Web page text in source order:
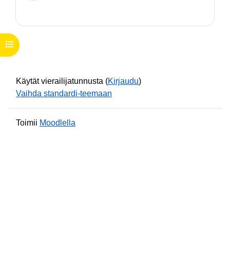
Avaa kurssisisältö
Käytät vierailijatunnusta (Kirjaudu)
Vaihda standardi-teemaan
Toimii Moodlella